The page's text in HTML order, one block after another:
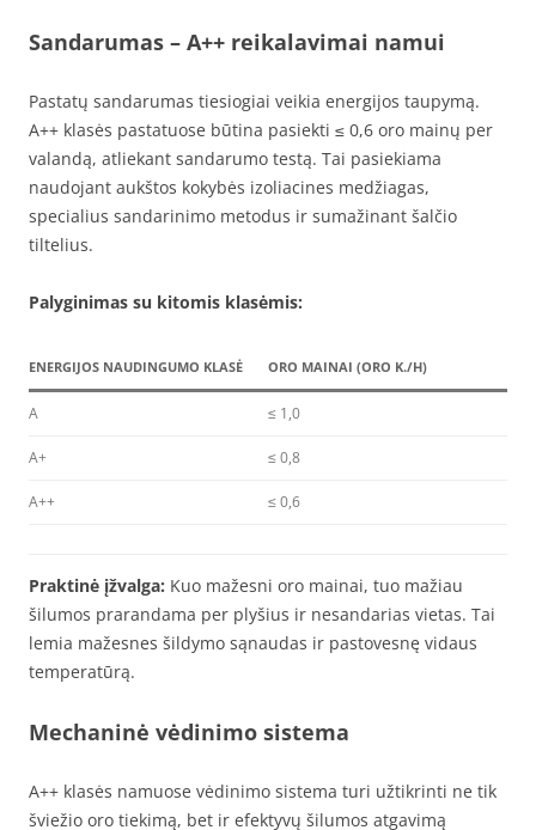
Sandarumas – A++ reikalavimai namui
Pastatų sandarumas tiesiogiai veikia energijos taupymą.
A++ klasės pastatuose būtina pasiekti ≤ 0,6 oro mainų per
valandą, atliekant sandarumo testą. Tai pasiekiama
naudojant aukštos kokybės izoliacines medžiagas,
specialius sandarinimo metodus ir sumažinant šalčio
tiltelius.
Palyginimas su kitomis klasėmis:
ENERGIJOS NAUDINGUMO KLASĖ ORO MAINAI (ORO K./H)
A ≤ 1,0
A+ ≤ 0,8
A++ ≤ 0,6
Praktinė įžvalga: Kuo mažesni oro mainai, tuo mažiau
šilumos prarandama per plyšius ir nesandarias vietas. Tai
lemia mažesnes šildymo sąnaudas ir pastovesnę vidaus
temperatūrą.
Mechaninė vėdinimo sistema
A++ klasės namuose vėdinimo sistema turi užtikrinti ne tik
šviežio oro tiekimą, bet ir efektyvų šilumos atgavimą